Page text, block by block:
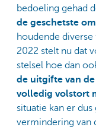
bedoeling gehad
de geschetste
houdende diverse
2022 stelt nu dat
stelsel hoe dan
de uitgifte van
volledig volstort
situatie kan er dus
vermindering van